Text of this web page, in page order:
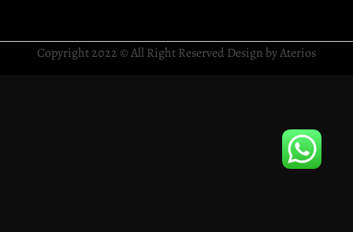
Copyright 2022 © All Right Reserved Design by Aterios